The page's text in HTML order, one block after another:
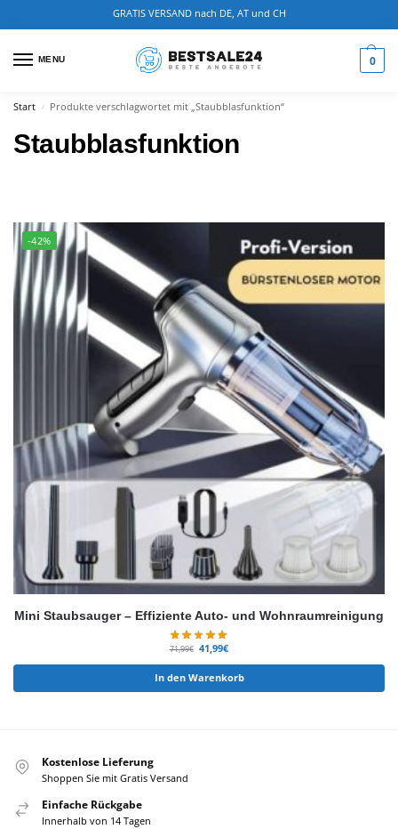
GRATIS VERSAND nach DE, AT und CH
MENU 0
Start / Produkte verschlagwortet mit „Staubblasfunktion“
Staubblasfunktion
-42%
Mini Staubsauger – Effiziente Auto- und Wohnraumreinigung
71,99€ 41,99€
In den Warenkorb
Kostenlose Lieferung
Shoppen Sie mit Gratis Versand
Einfache Rückgabe
Innerhalb von 14 Tagen